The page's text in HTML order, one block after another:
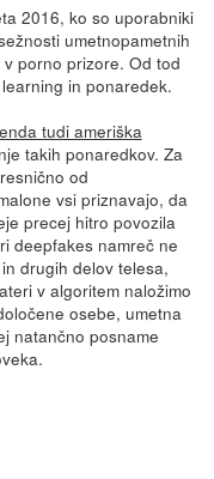
2016, ko so uporabniki
umetnopametnih
porno prizore. Od tod
in ponaredek.
tudi ameriška
takih ponaredkov. Za
od
vsi priznavajo, da
precej hitro povozila
deepfakes namreč ne
drugih delov telesa,
v algoritem naložimo
osebe, umetna
natančno posname